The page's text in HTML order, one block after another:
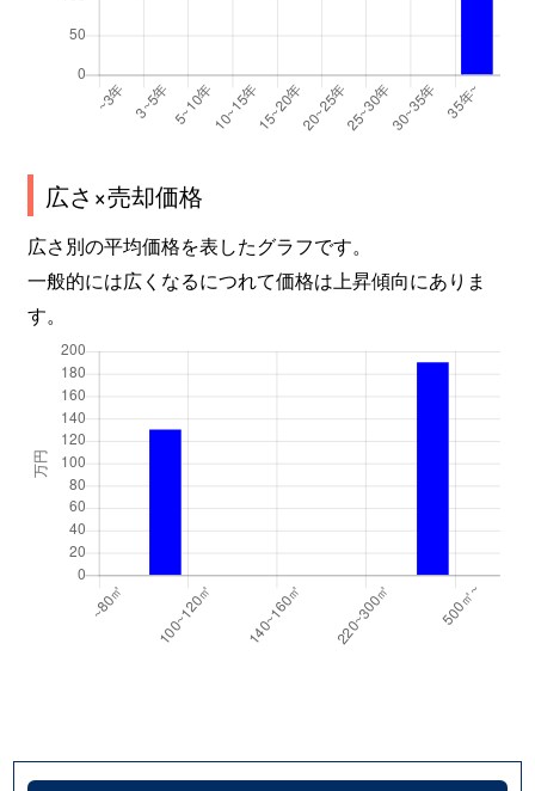
広さ×売却価格
広さ別の平均価格を表したグラフです。
一般的には広くなるにつれて価格は上昇傾向にありま
す。